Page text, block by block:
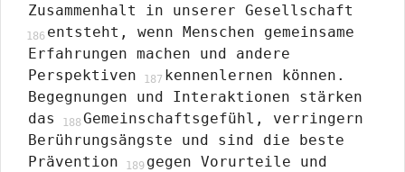
Zusammenhalt in unserer Gesellschaft
entsteht, wenn Menschen gemeinsame
Erfahrungen machen und andere
Perspektiven
kennenlernen können.
Begegnungen und Interaktionen stärken
das
Gemeinschaftsgefühl, verringern
Berührungsängste und sind die beste
Prävention
gegen Vorurteile und